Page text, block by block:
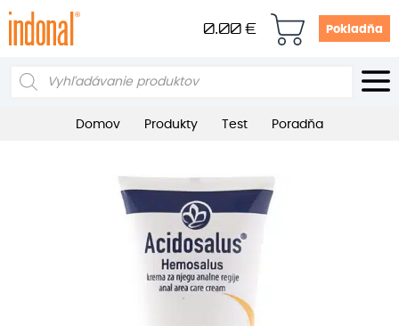
0.00 € Pokladňa
Products
Domov Produkty Test Poradňa